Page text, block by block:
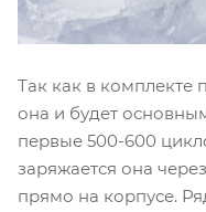
Так как в комплекте
она и будет
первые 500-600
заряжается она
прямо на корпусе.